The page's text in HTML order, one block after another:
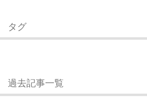
タグ
過去記事一覧